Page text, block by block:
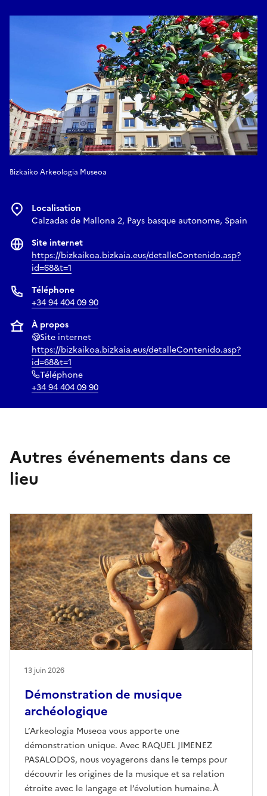
Bizkaiko Arkeologia Museoa
Localisation
Calzadas de Mallona 2, Pays basque autonome, Spain
Site internet
https://bizkaikoa.bizkaia.eus/detalleContenido.asp?
id=68&t=1
Téléphone
+34 94 404 09 90
À propos
Site internet
https://bizkaikoa.bizkaia.eus/detalleContenido.asp?
id=68&t=1
Téléphone
+34 94 404 09 90
Autres événements dans ce
lieu
Démonstration de musique
archéologique
L’Arkeologia Museoa vous apporte une
démonstration unique. Avec RAQUEL JIMENEZ
PASALODOS, nous voyagerons dans le temps pour
découvrir les origines de la musique et sa relation
étroite avec le langage et l’évolution humaine.À
13 juin 2026